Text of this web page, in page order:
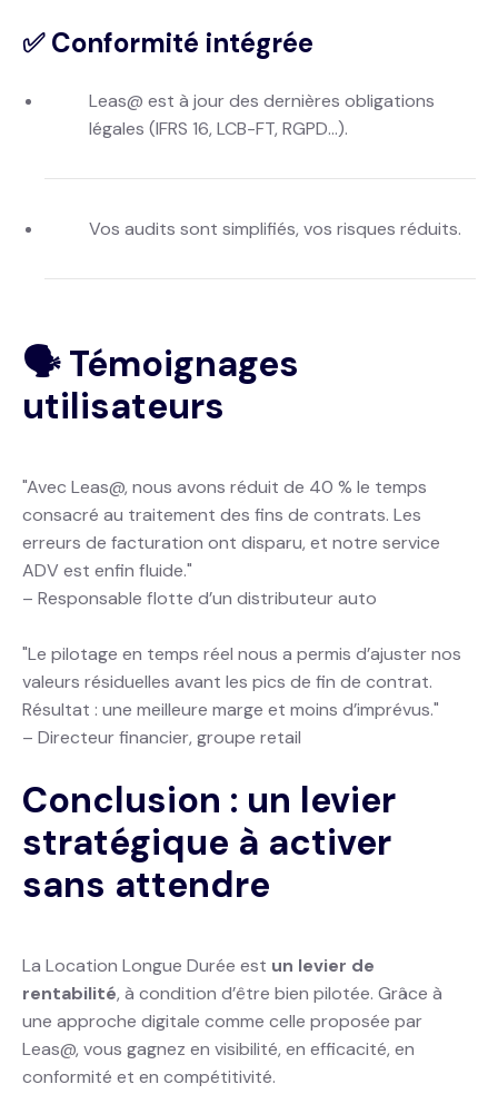
✅ Conformité intégrée
Leas@ est à jour des dernières obligations
légales (IFRS 16, LCB-FT, RGPD…).
Vos audits sont simplifiés, vos risques réduits.
🗣️ Témoignages
utilisateurs
"Avec Leas@, nous avons réduit de 40 % le temps
consacré au traitement des fins de contrats. Les
erreurs de facturation ont disparu, et notre service
ADV est enfin fluide."
– Responsable flotte d’un distributeur auto
"Le pilotage en temps réel nous a permis d’ajuster nos
valeurs résiduelles avant les pics de fin de contrat.
Résultat : une meilleure marge et moins d’imprévus."
– Directeur financier, groupe retail
Conclusion : un levier
stratégique à activer
sans attendre
La Location Longue Durée est un levier de
rentabilité, à condition d’être bien pilotée. Grâce à
une approche digitale comme celle proposée par
Leas@, vous gagnez en visibilité, en efficacité, en
conformité et en compétitivité.